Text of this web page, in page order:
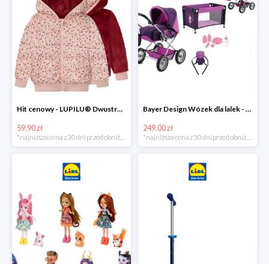
Hit cenowy - LUPILU® Dwustronna kurtka pikowana dziewczęca
59.90 zł
*najniższa cena z 30 dni przed obniżką
Bayer Design Wózek dla lalek - megazestaw
249.00 zł
*najniższa cena z 30 dni przed obniżką